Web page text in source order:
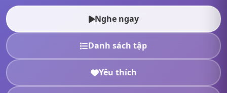
Nghe ngay
Danh sách tập
Yêu thích